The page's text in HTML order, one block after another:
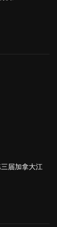
届加拿大江